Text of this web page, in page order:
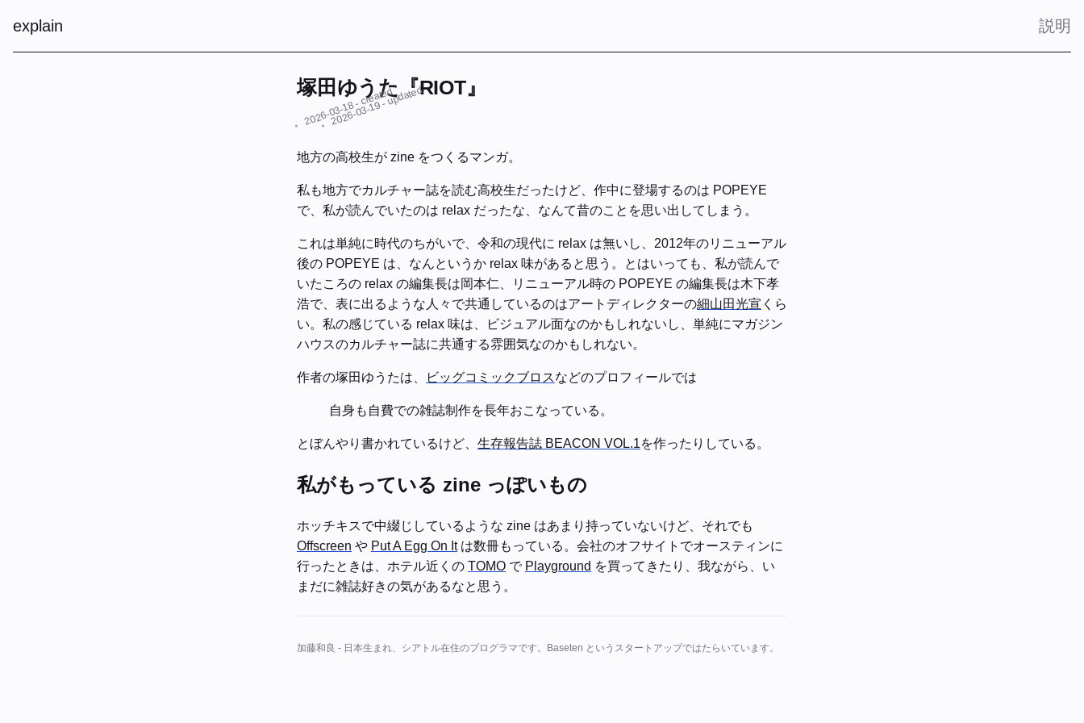
explain 説明
塚田ゆうた『RIOT』
2026-03-18
- created
2026-03-19
- updated
地方の高校生が zine をつくるマンガ。
私も地方でカルチャー誌を読む高校生だったけど、作中に登場するのは POPEYE
で、私が読んでいたのは relax だったな、なんて昔のことを思い出してしまう。
これは単純に時代のちがいで、令和の現代に relax は無いし、2012年のリニューアル
後の POPEYE は、なんというか relax 味があると思う。とはいっても、私が読んで
いたころの relax の編集長は岡本仁、リニューアル時の POPEYE の編集長は木下孝
浩で、表に出るような人々で共通しているのはアートディレクターの細山田光宣 くら
い。私の感じている relax 味は、ビジュアル面なのかもしれないし、単純にマガジン
ハウスのカルチャー誌に共通する雰囲気なのかもしれない。
作者の塚田ゆうたは、 ビッグコミックブロスなどのプロフィールでは
自身も自費での雑誌制作を長年おこなっている。
とぼんやり書かれているけど、 生存報告誌 BEACON VOL.1を作ったりしている。
私がもっている zine っぽいもの
ホッチキスで中綴じしているような zine はあまり持っていないけど、それでも
Offscreen や Put A Egg On Itは数冊もっている。会社のオフサイトでオースティンに
行ったときは、ホテル近くの TOMO で Playground を買ってきたり、我ながら、い
まだに雑誌好きの気があるなと思う。
加藤和良 - 日本生まれ、シアトル在住のプログラマです。Baseten というスタートアップではたらいています。